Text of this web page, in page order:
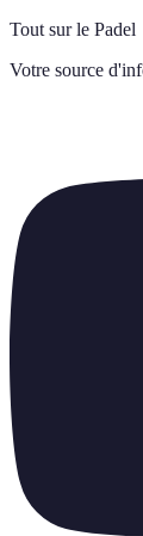
Tout sur le Padel
Votre source